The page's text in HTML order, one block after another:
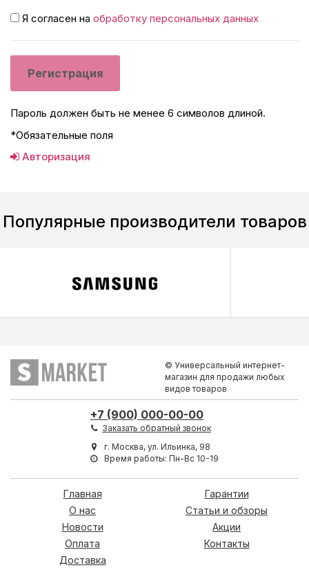
Я согласен на обработку персональных данных
Пароль должен быть не менее 6 символов длиной.
*Обязательные поля
Авторизация
Популярные производители товаров
© Универсальный интернет-
магазин для продажи любых
видов товаров
+7 (900) 000-00-00
Заказать обратный звонок
г. Москва, ул. Ильинка, 98
Время работы: Пн-Вс 10-19
Главная
О нас
Новости
Оплата
Доставка
Гарантии
Статьи и обзоры
Акции
Контакты